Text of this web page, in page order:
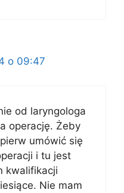
o 09:47
od laryngologa
operację. Żeby
umówić się
i tu jest
kwalifikacji
Nie mam